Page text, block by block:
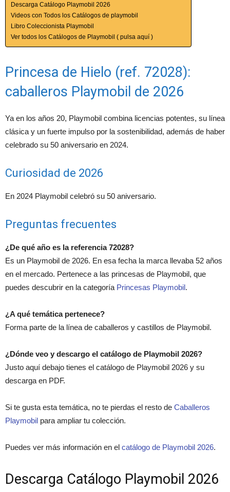
Descarga Catálogo Playmobil 2026
Videos con Todos los Catálogos de playmobil
Libro Coleccionista Playmobil
Ver todos los Catálogos de Playmobil ( pulsa aquí )
Princesa de Hielo (ref. 72028):
caballeros Playmobil de 2026
Ya en los años 20, Playmobil combina licencias potentes, su línea
clásica y un fuerte impulso por la sostenibilidad, además de haber
celebrado su 50 aniversario en 2024.
Curiosidad de 2026
En 2024 Playmobil celebró su 50 aniversario.
Preguntas frecuentes
¿De qué año es la referencia 72028?
Es un Playmobil de 2026. En esa fecha la marca llevaba 52 años
en el mercado. Pertenece a las princesas de Playmobil, que
puedes descubrir en la categoría Princesas Playmobil .
¿A qué temática pertenece?
Forma parte de la línea de caballeros y castillos de Playmobil.
¿Dónde veo y descargo el catálogo de Playmobil 2026?
Justo aquí debajo tienes el catálogo de Playmobil 2026 y su
descarga en PDF.
Si te gusta esta temática, no te pierdas el resto de Caballeros
Playmobil para ampliar tu colección.
Puedes ver más información en el catálogo de Playmobil 2026.
Descarga Catálogo Playmobil 2026